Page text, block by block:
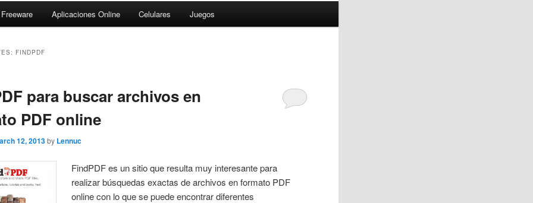
Freeware Aplicaciones Online Celulares Juegos
FINDPDF
para buscar archivos en
PDF online
12, 2013 by Lennuc
FindPDF es un sitio que resulta muy interesante para
realizar búsquedas exactas de archivos en formato PDF
online con lo que se puede encontrar diferentes